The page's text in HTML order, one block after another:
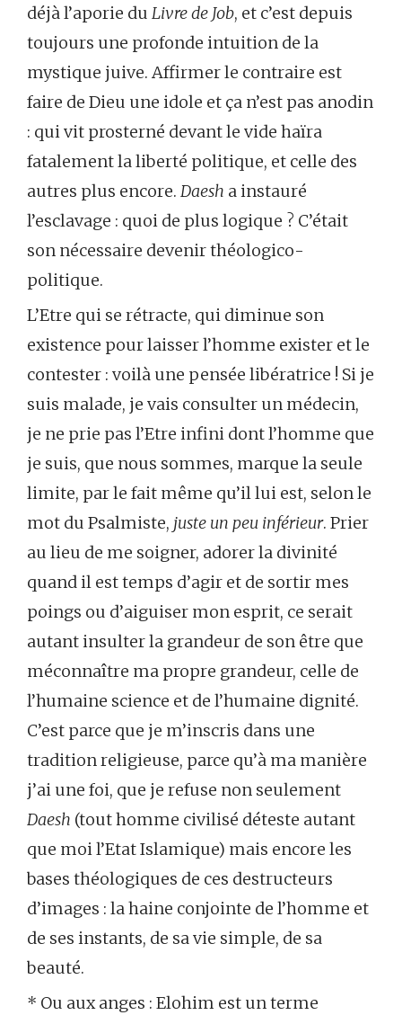
déjà l’aporie du Livre de Job, et c’est depuis
toujours une profonde intuition de la
mystique juive. Affirmer le contraire est
faire de Dieu une idole et ça n’est pas anodin
: qui vit prosterné devant le vide haïra
fatalement la liberté politique, et celle des
autres plus encore. Daesh a instauré
l’esclavage : quoi de plus logique ? C’était
son nécessaire devenir théologico-
politique.
L’Etre qui se rétracte, qui diminue son
existence pour laisser l’homme exister et le
contester : voilà une pensée libératrice ! Si je
suis malade, je vais consulter un médecin,
je ne prie pas l’Etre infini dont l’homme que
je suis, que nous sommes, marque la seule
limite, par le fait même qu’il lui est, selon le
mot du Psalmiste, juste un peu inférieur. Prier
au lieu de me soigner, adorer la divinité
quand il est temps d’agir et de sortir mes
poings ou d’aiguiser mon esprit, ce serait
autant insulter la grandeur de son être que
méconnaître ma propre grandeur, celle de
l’humaine science et de l’humaine dignité.
C’est parce que je m’inscris dans une
tradition religieuse, parce qu’à ma manière
j’ai une foi, que je refuse non seulement
Daesh (tout homme civilisé déteste autant
que moi l’Etat Islamique) mais encore les
bases théologiques de ces destructeurs
d’images : la haine conjointe de l’homme et
de ses instants, de sa vie simple, de sa
beauté.
* Ou aux anges : Elohim est un terme